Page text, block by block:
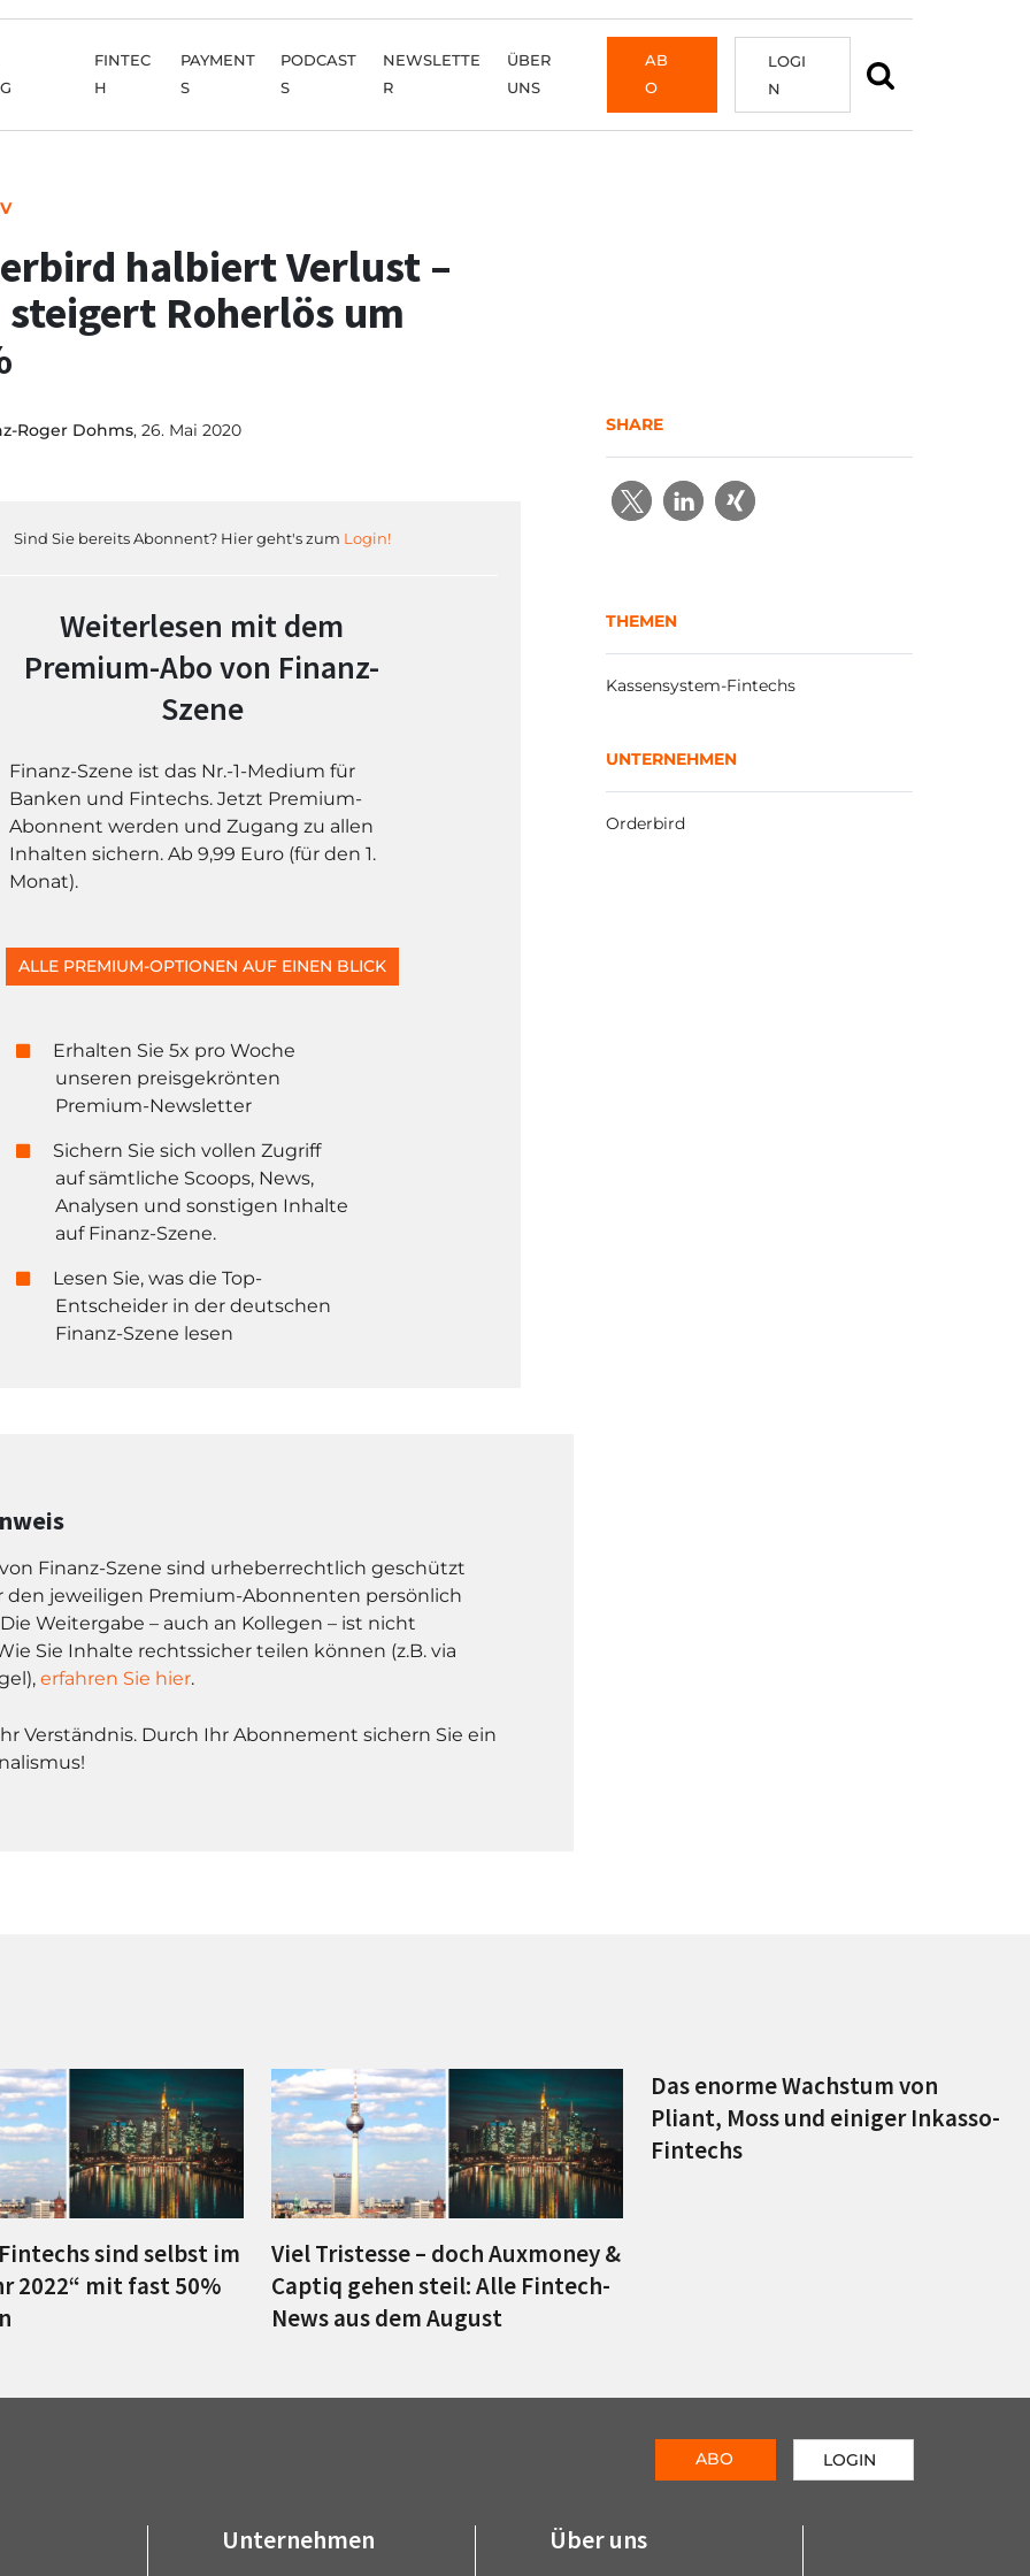
FINTEC
H
PAYMENT
S
PODCAST
S
NEWSLETTE
R
ÜBER
UNS
AB
O
LOGI
N
halbiert Verlust –
steigert Roherlös um
Roger Dohms, 26. Mai 2020
Sind Sie bereits Abonnent? Hier geht's zum Login!
Weiterlesen mit dem
Premium-Abo von Finanz-
Szene
Finanz-Szene ist das Nr.-1-Medium für
Banken und Fintechs. Jetzt Premium-
Abonnent werden und Zugang zu allen
Inhalten sichern. Ab 9,99 Euro (für den 1.
Monat).
ALLE PREMIUM-OPTIONEN AUF EINEN BLICK
Erhalten Sie 5x pro Woche
unseren preisgekrönten
Premium-Newsletter
Sichern Sie sich vollen Zugriff
auf sämtliche Scoops, News,
Analysen und sonstigen Inhalte
auf Finanz-Szene.
Lesen Sie, was die Top-
Entscheider in der deutschen
Finanz-Szene lesen
Finanz-Szene sind urheberrechtlich geschützt
den jeweiligen Premium-Abonnenten persönlich
Weitergabe – auch an Kollegen – ist nicht
Sie Inhalte rechtssicher teilen können (z.B. via
erfahren Sie hier.
Verständnis. Durch Ihr Abonnement sichern Sie ein
SHARE
THEMEN
Kassensystem-Fintechs
UNTERNEHMEN
Orderbird
sind selbst im
2022“ mit fast 50%
Viel Tristesse – doch Auxmoney &
Captiq gehen steil: Alle Fintech-
News aus dem August
Das enorme Wachstum von
Pliant, Moss und einiger Inkasso-
Fintechs
Unternehmen Über uns
ABO LOGIN